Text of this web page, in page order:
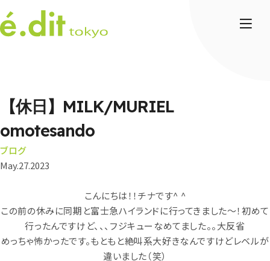
【休日】MILK/MURIEL
omotesando
ブログ
May.27.2023
こんにちは！！チナです^ ^
この前の休みに同期と富士急ハイランドに行ってきました〜！初めて
行ったんですけど、、、フジキューなめてました。。大反省
めっちゃ怖かったです。もともと絶叫系大好きなんですけどレベルが
違いました（笑）